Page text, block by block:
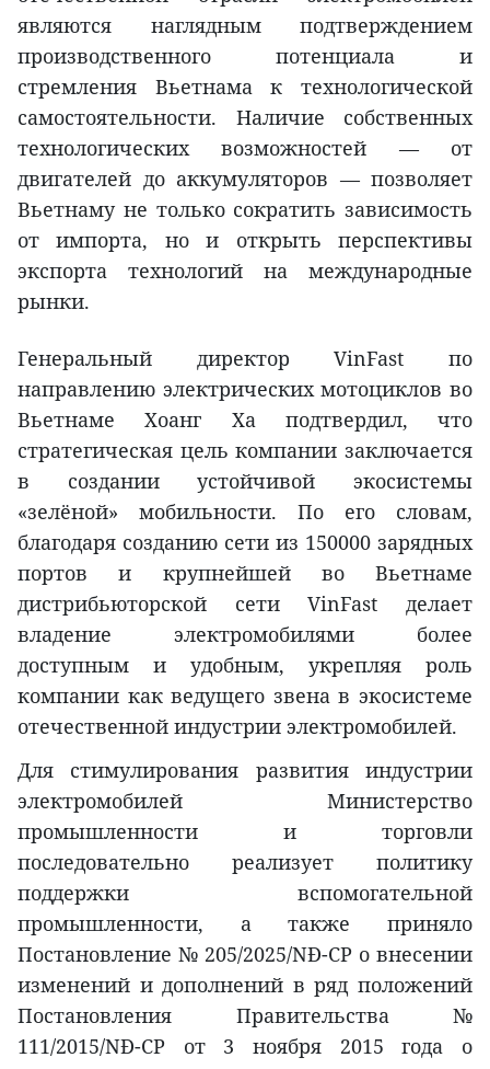
являются наглядным подтверждением
производственного потенциала и
стремления Вьетнама к технологической
самостоятельности. Наличие собственных
технологических возможностей — от
двигателей до аккумуляторов — позволяет
Вьетнаму не только сократить зависимость
от импорта, но и открыть перспективы
экспорта технологий на международные
рынки.
Генеральный директор VinFast по
направлению электрических мотоциклов во
Вьетнаме Хоанг Ха подтвердил, что
стратегическая цель компании заключается
в создании устойчивой экосистемы
«зелёной» мобильности. По его словам,
благодаря созданию сети из 150000 зарядных
портов и крупнейшей во Вьетнаме
дистрибьюторской сети VinFast делает
владение электромобилями более
доступным и удобным, укрепляя роль
компании как ведущего звена в экосистеме
отечественной индустрии электромобилей.
Для стимулирования развития индустрии
электромобилей Министерство
промышленности и торговли
последовательно реализует политику
поддержки вспомогательной
промышленности, а также приняло
Постановление № 205/2025/NĐ-CP о внесении
изменений и дополнений в ряд положений
Постановления Правительства №
111/2015/NĐ-CP от 3 ноября 2015 года о